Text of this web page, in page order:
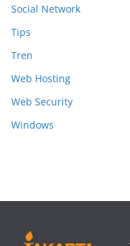
Social Network
Tips
Tren
Web Hosting
Web Security
Windows